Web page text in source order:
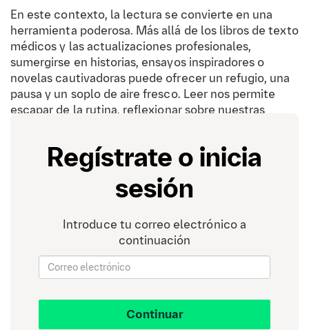
En este contexto, la lectura se convierte en una
herramienta poderosa. Más allá de los libros de texto
médicos y las actualizaciones profesionales,
sumergirse en historias, ensayos inspiradores o
novelas cautivadoras puede ofrecer un refugio, una
pausa y un soplo de aire fresco. Leer nos permite
escapar de la rutina, reflexionar sobre nuestras
estudios han demostrado que la lectura recreativa
reduce el estrés, mejora el estado de ánimo y
potencia el bienestar general, especialmente en
Te presentamos una selección
de lecturas pensadas para ti
Sabemos que cuidar de los demás empieza por
Regístrate o inicia
sesión
Introduce tu correo electrónico a
continuación
Continuar